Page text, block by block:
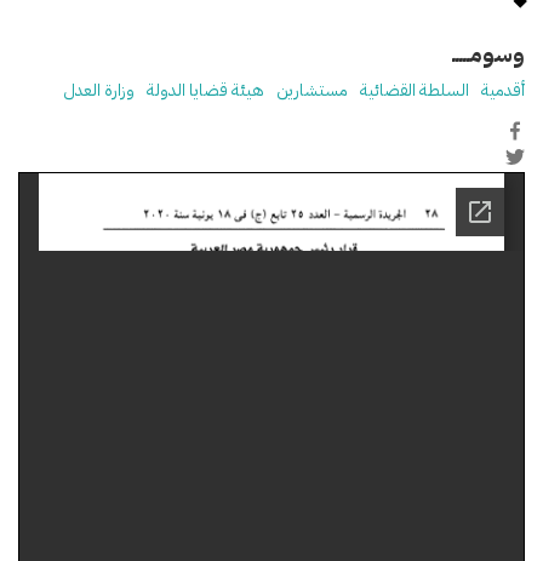
وسومـــــ
أقدمية السلطة القضائية مستشارين هيئة قضايا الدولة وزارة العدل